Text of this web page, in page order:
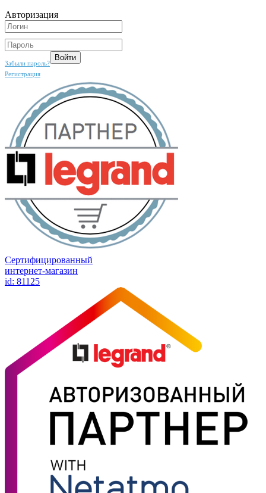
Авторизация
Забыли пароль?
Регистрация
Сертифицированный
интернет-магазин
id: 81125